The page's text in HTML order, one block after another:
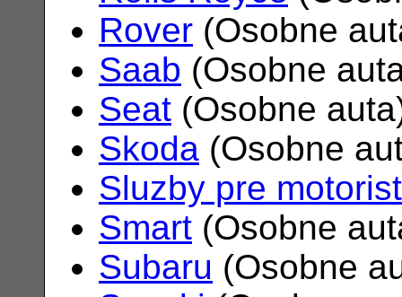
Rover (Osobne
Saab (Osobne
Seat (Osobne
Skoda (Osobne
Sluzby pre
Smart (Osobne
Subaru (Osobne